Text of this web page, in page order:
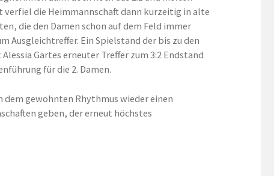
verfiel die Heimmannschaft dann kurzeitig in alte
die den Damen schon auf dem Feld immer
Ausgleichtreffer. Ein Spielstand der bis zu den
Gärtes erneuter Treffer zum 3:2 Endstand
für die 2. Damen.
gewohnten Rhythmus wieder einen
geben, der erneut höchstes